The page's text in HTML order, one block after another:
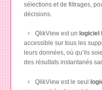
sélections et de filtrages,
décisions.
QlikView est un logiciel
accessible sur tous les
leurs données, où qu’ils
des résultats instantanés
QlikView est le seul